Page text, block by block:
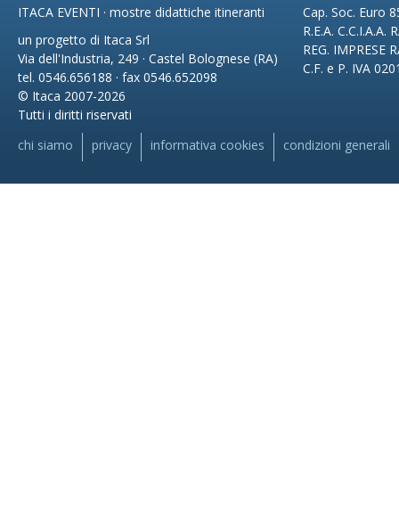
ITACA EVENTI · mostre didattiche itineranti
un progetto di Itaca Srl
Via dell'Industria, 249 · Castel Bolognese (RA)
tel. 0546.656188 · fax 0546.652098
© Itaca 2007-2026
Tutti i diritti riservati
Cap. Soc. Euro
R.E.A. C.C.I.A.A.
REG. IMPRESE
C.F. e P. IVA
chi siamo privacy informativa cookies condizioni generali